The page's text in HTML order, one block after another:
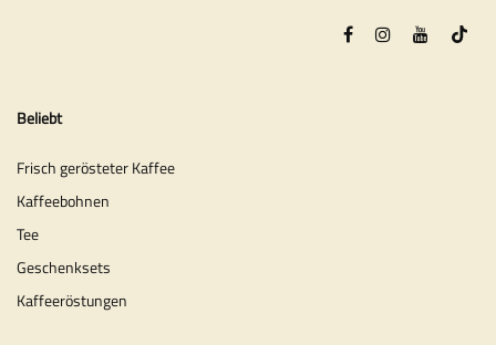
Beliebt
Frisch gerösteter Kaffee
Kaffeebohnen
Tee
Geschenksets
Kaffeeröstungen